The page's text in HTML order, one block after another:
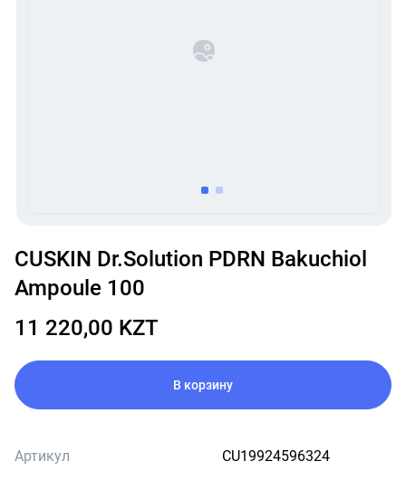
itemitem
1
of
2
CUSKIN Dr.Solution PDRN Bakuchiol
Ampoule 100
11 220,00 KZT
В корзину
Артикул CU19924596324